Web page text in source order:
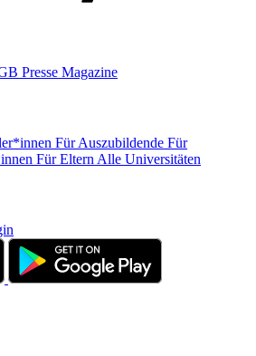
Presse Magazine
Für Auszubildende Für
Für Eltern Alle Universitäten